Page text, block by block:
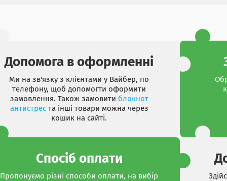
Допомога в оформленні
Ми на зв'язку з клієнтами у Вайбер, по
телефону, щоб допомогти оформити
замовлення. Також замовити блокнот
антистреста інші товари можна через
кошик на сайті.
Спосіб оплати
Пропонуємо різні способи оплати, на вибір